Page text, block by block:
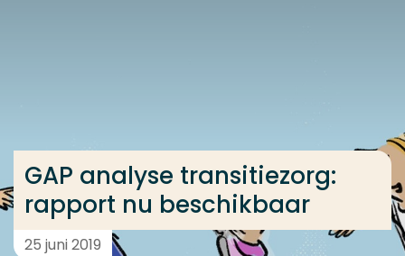
GAP analyse transitiezorg:
rapport nu beschikbaar
25 juni 2019
Opleiding